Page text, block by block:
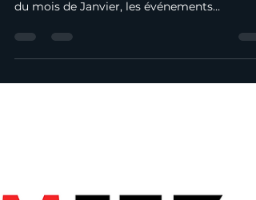
Découvrez la newsletter de l'EMRT 17 avec le
du mois de Janvier, les événements
principaux du...